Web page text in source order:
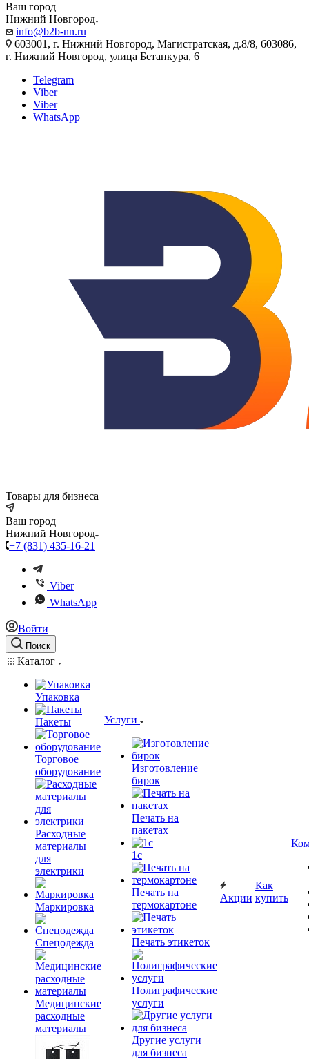
Ваш город
Нижний Новгород
info@b2b-nn.ru
603001, г. Нижний Новгород, Магистратская, д.8/8, 603086,
г. Нижний Новгород, улица Бетанкура, 6
Telegram
Viber
Viber
WhatsApp
Товары для бизнеса
Ваш город
Нижний Новгород
+7 (831) 435-16-21
Viber
WhatsApp
Войти
Поиск
Каталог
Упаковка
Пакеты
Торговое
оборудование
Расходные
материалы
для
электрики
Маркировка
Спецодежда
Медицинские
расходные
материалы
Услуги
Изготовление
бирок
Печать на
пакетах
1c
Печать на
термокартоне
Печать этикеток
Полиграфические
услуги
Другие услуги
для бизнеса
Акции
Как
купить